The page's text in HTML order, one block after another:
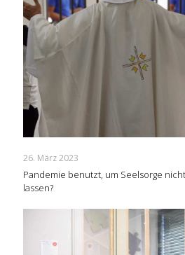
26. März 2023
Pandemie benutzt, um Seelsorge
lassen?